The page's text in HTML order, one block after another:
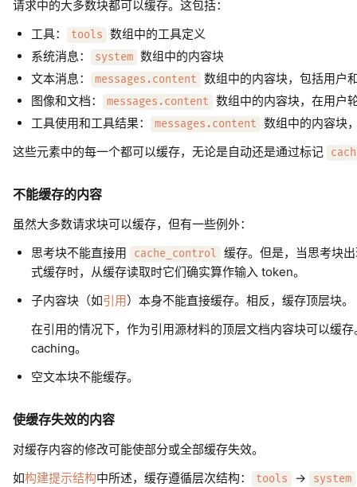
请求中的大多数块都可以缓存。这包括：
工具：
tools
数组中的工具定义
系统消息：
system 数组中的内容块
文本消息：
messages.content
数组中的内容块，包括用户
图像和文档：
messages.content
数组中的内容块，在用户
工具使用和工具结果：
messages.content
数组中的内容块
这些元素中的每一个都可以缓存，无论是自动还是通过标记
不能缓存的内容
虽然大多数请求块可以缓存，但有一些例外：
思考块不能直接用
cache_control
缓存。但是，当思考块
式缓存时，从缓存读取时它们确实算作输入 token。
子内容块（如引用）本身不能直接缓存。相反，缓存顶层块。
在引用的情况下，作为引用源材料的顶层文档内容块可以缓
caching。
空文本块不能缓存。
使缓存失效的内容
对缓存内容的修改可能使部分或全部缓存失效。
如构建提示结构中所述，缓存遵循层次结构： tools → system